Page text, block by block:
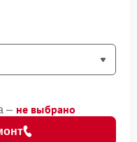
– не выбрано